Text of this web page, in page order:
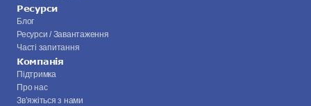
Ресурси
Блог
Ресурси / Завантаження
Часті запитання
Компанія
Підтримка
Про нас
Зв’яжіться з нами